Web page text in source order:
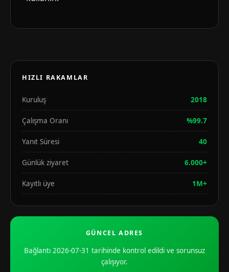
HIZLI RAKAMLAR
Kuruluş 2018
Çalışma Oranı %99.7
Yanıt Süresi 40
Günlük ziyaret 6.000+
Kayıtlı üye 1M+
GÜNCEL ADRES
Bağlantı 2026-07-31 tarihinde kontrol edildi ve sorunsuz
çalışıyor.